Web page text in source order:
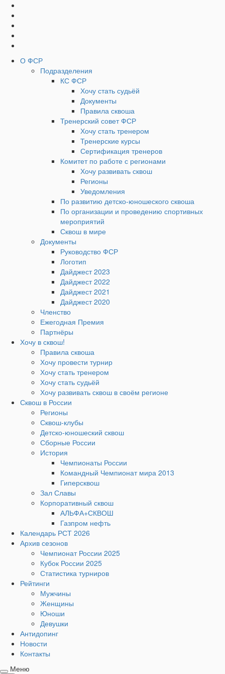
Наверх
Социальные
кнопки
Верхнее
Меню
О ФСР
Подразделения
КС ФСР
Хочу стать судьёй
Документы
Правила сквоша
Тренерский совет ФСР
Хочу стать тренером
Тренерские курсы
Сертификация тренеров
Комитет по работе с регионами
Хочу развивать сквош
Регионы
Уведомления
По развитию детско-юношеского сквоша
По организации и проведению спортивных
мероприятий
Сквош в мире
Документы
Руководство ФСР
Логотип
Дайджест 2023
Дайджест 2022
Дайджест 2021
Дайджест 2020
Членство
Ежегодная Премия
Партнёры
Хочу в сквош!
Правила сквоша
Хочу провести турнир
Хочу стать тренером
Хочу стать судьёй
Хочу развивать сквош в своём регионе
Сквош в России
Регионы
Сквош-клубы
Детско-юношеский сквош
Сборные России
История
Чемпионаты России
Командный Чемпионат мира 2013
Гиперсквош
Зал Славы
Корпоративный сквош
АЛЬФА+СКВОШ
Газпром нефть
Календарь РСТ 2026
Архив сезонов
Чемпионат России 2025
Кубок России 2025
Статистика турниров
Рейтинги
Мужчины
Женщины
Юноши
Девушки
Антидопинг
Новости
Контакты
Меню